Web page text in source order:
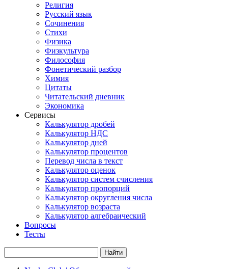
Религия
Русский язык
Сочинения
Стихи
Физика
Физкультура
Философия
Фонетический разбор
Химия
Цитаты
Читательский дневник
Экономика
Сервисы
Калькулятор дробей
Калькулятор НДС
Калькулятор дней
Калькулятор процентов
Перевод числа в текст
Калькулятор оценок
Калькулятор систем счисления
Калькулятор пропорций
Калькулятор округления числа
Калькулятор возраста
Калькулятор алгебраический
Вопросы
Тесты
Найти